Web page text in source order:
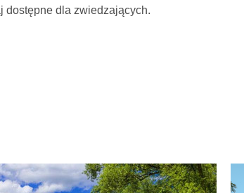
dostępne dla zwiedzających.